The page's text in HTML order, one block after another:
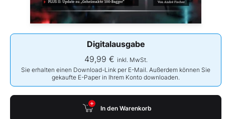
Digitalausgabe
49,99 € inkl. MwSt.
Sie erhalten einen Download-Link per E-Mail. Außerdem können Sie
gekaufte E-Paper in Ihrem Konto downloaden.
In den Warenkorb